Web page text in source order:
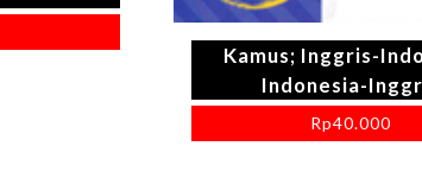
Kamus; Inggris-
Indonesia-
Rp40.000